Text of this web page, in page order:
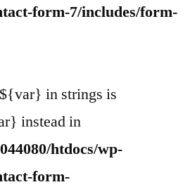
form-7/includes/form-
in strings is
instead in
htdocs/wp-
form-